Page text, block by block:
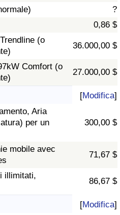
?
0,86 $
(o
36.000,00 $
Comfort (o
27.000,00 $
[Modifica]
Aria
per un
300,00 $
mobile avec
71,67 $
illimitati,
86,67 $
[Modifica]